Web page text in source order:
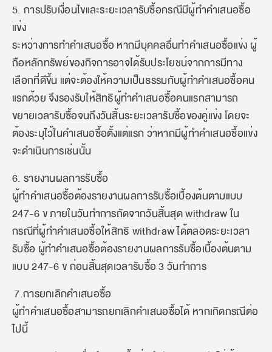
5. การปรับเงื่อนไขและระยะเวลารับซื้อกรณีมีผู้ทำคำเสนอซื้อ
แข่ง
ระหว่างการทำคำเสนอซื้อ หากมีบุคคลอื่นทำคำเสนอซื้อแข่ง ผู้
ถือหลักทรัพย์ของกิจการอาจได้รับประโยชน์จากการมีทาง
เลือกที่ดีขึ้น แต่จะต้องให้ความเป็นธรรมกับผู้ทำคำเสนอซื้อคน
แรกด้วย จึงรองรับให้สิทธิผู้ทำคำเสนอซื้อคนแรกสามารถ
ขยายเวลารับซื้อจนถึงวันสิ้นระยะเวลารับซื้อของคู่แข่ง โดยจะ
ต้องระบุไว้ในคำเสนอซื้อตั้งแต่แรก ว่าหากมีผู้ทำคำเสนอซื้อแข่ง
จะดำเนินการเช่นนั้น
6. รายงานผลการรับซื้อ
ผู้ทำคำเสนอซื้อต้องรายงานผลการรับซื้อเบื้องต้นตามแบบ
247-6 ข ภายในวันทำการถัดจากวันสิ้นสุด withdraw ใน
กรณีที่ผู้ทำคำเสนอซื้อให้สิทธิ withdraw ได้ตลอดระยะเวลา
รับซื้อ ผู้ทำคำเสนอซื้อต้องรายงานผลการรับซื้อเบื้องต้นตาม
แบบ 247-6 ข ก่อนสิ้นสุดเวลารับซื้อ 3 วันทำการ
7.การยกเลิกคำเสนอซื้อ
ผู้ทำคำเสนอซื้อสามารถยกเลิกคำเสนอซื้อได้ หากเกิดกรณีต่อ
ไปนี้